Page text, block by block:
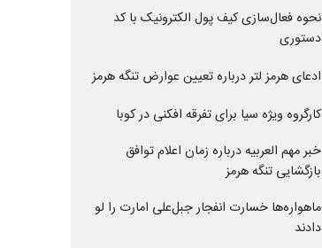
نحوه فعال‌سازی کیف پول الکترونیک با کد
دستوری
ادعای هرمز لتر درباره تعیین عوارض تنگه هرمز
کارگروه ویژه سیا برای تفرقه افکنی در کوبا
خبر مهم العربیه درباره زمان اعلام توافق
بازگشایی تنگه هرمز
ماهواره‌‌ها خسارت انفجار جبل‌علی امارت را لو
دادند